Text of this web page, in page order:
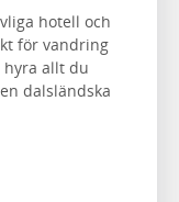
hotell och
för vandring
hyra allt du
dalsländska